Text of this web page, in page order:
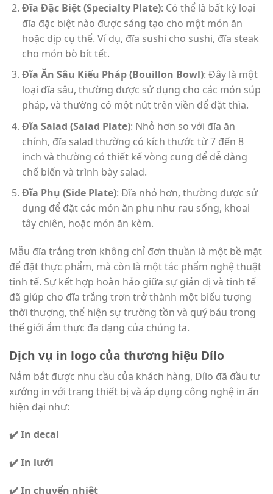
Đĩa Đặc Biệt (Specialty Plate): Có thể là bất kỳ loại
đĩa đặc biệt nào được sáng tạo cho một món ăn
hoặc dịp cụ thể. Ví dụ, đĩa sushi cho sushi, đĩa steak
cho món bò bít tết.
Đĩa Ăn Sâu Kiểu Pháp (Bouillon Bowl): Đây là một
loại đĩa sâu, thường được sử dụng cho các món súp
pháp, và thường có một nút trên viền để đặt thìa.
Đĩa Salad (Salad Plate): Nhỏ hơn so với đĩa ăn
chính, đĩa salad thường có kích thước từ 7 đến 8
inch và thường có thiết kế vòng cung để dễ dàng
chế biến và trình bày salad.
Đĩa Phụ (Side Plate): Đĩa nhỏ hơn, thường được sử
dụng để đặt các món ăn phụ như rau sống, khoai
tây chiên, hoặc món ăn kèm.
Mẫu đĩa trắng trơn không chỉ đơn thuần là một bề mặt
để đặt thực phẩm, mà còn là một tác phẩm nghệ thuật
tinh tế. Sự kết hợp hoàn hảo giữa sự giản dị và tinh tế
đã giúp cho đĩa trắng trơn trở thành một biểu tượng
thời thượng, thể hiện sự trường tồn và quý báu trong
thế giới ẩm thực đa dạng của chúng ta.
Dịch vụ in logo của thương hiệu Dílo
Nắm bắt được nhu cầu của khách hàng, Dílo đã đầu tư
xưởng in với trang thiết bị và áp dụng công nghệ in ấn
hiện đại như:
✔️ In decal
✔️ In lưới
✔️ In chuyển nhiệt